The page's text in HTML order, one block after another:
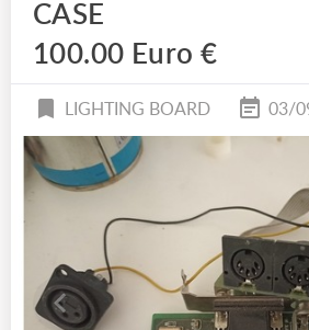
CASE
100.00 Euro €
LIGHTING BOARD 03/